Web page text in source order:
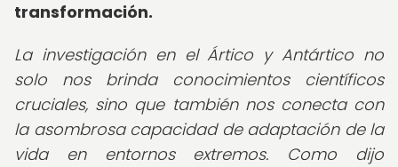
transformación.
La investigación en el Ártico y Antártico no
solo nos brinda conocimientos científicos
cruciales, sino que también nos conecta con
la asombrosa capacidad de adaptación de la
vida en entornos extremos. Como dijo